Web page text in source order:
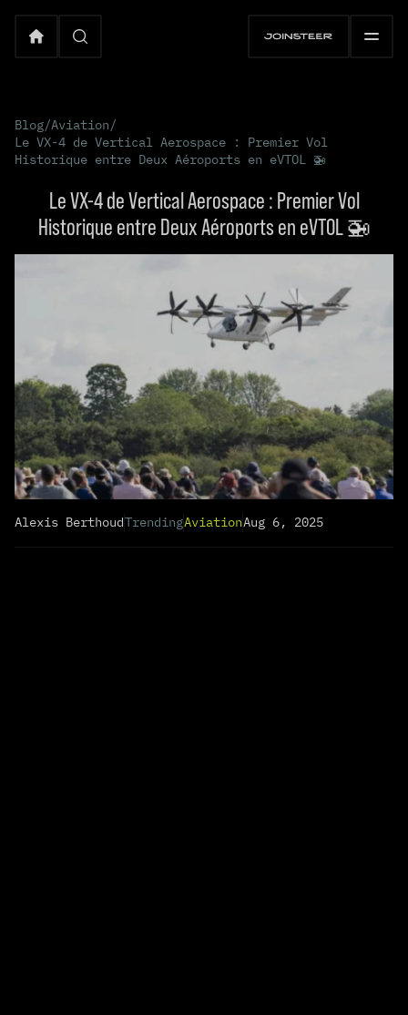
Blog/Aviation/
Le VX-4 de Vertical Aerospace : Premier Vol
Historique entre Deux Aéroports en eVTOL 🚁
Le VX-4 de Vertical Aerospace : Premier Vol
Historique entre Deux Aéroports en eVTOL 🚁
Alexis BerthoudTrendingAviationAug 6, 2025